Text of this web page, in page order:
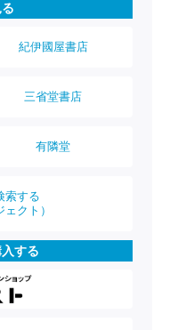
紀伊國屋書店
三省堂書店
有隣堂
索する
クト）
する